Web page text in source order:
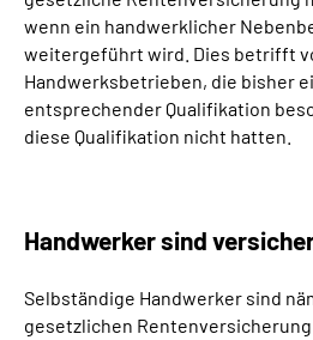
Suche
wenn ein handwerklicher
weitergeführt wird. Dies betrifft
Handwerksbetrieben, die bisher
entsprechender Qualifikation
diese Qualifikation nicht hatten.
Handwerker sind
Selbständige Handwerker sind
gesetzlichen